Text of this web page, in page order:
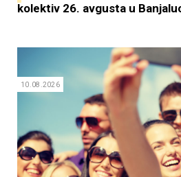
kolektiv 26. avgusta u
10.08.2026